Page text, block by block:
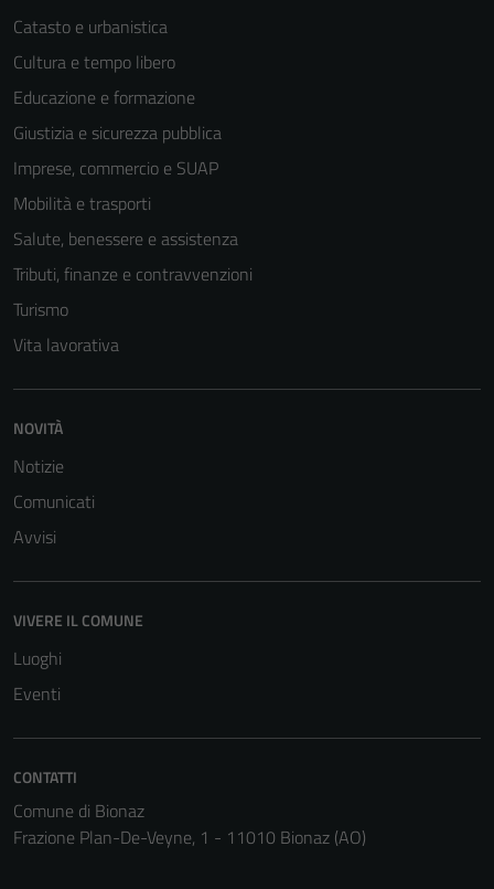
Catasto e urbanistica
Cultura e tempo libero
Educazione e formazione
Giustizia e sicurezza pubblica
Imprese, commercio e SUAP
Mobilità e trasporti
Salute, benessere e assistenza
Tributi, finanze e contravvenzioni
Turismo
Vita lavorativa
NOVITÀ
Notizie
Comunicati
Avvisi
VIVERE IL COMUNE
Luoghi
Eventi
CONTATTI
Comune di Bionaz
Frazione Plan-De-Veyne, 1 - 11010 Bionaz (AO)
Questi cookie